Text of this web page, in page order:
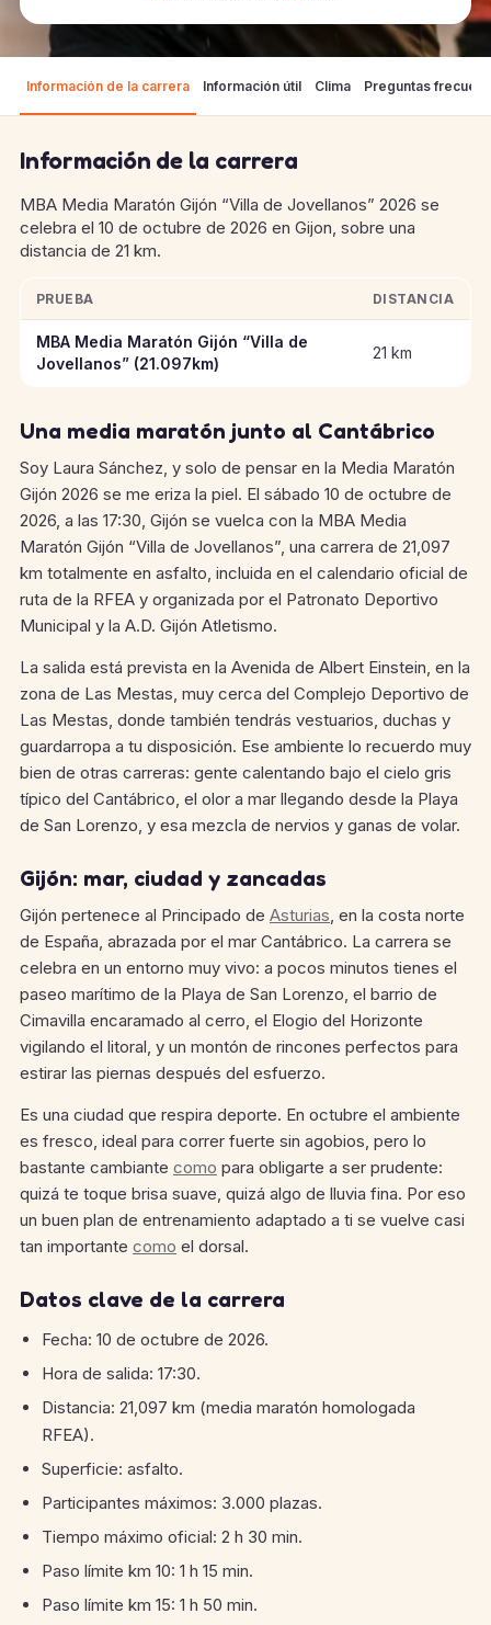
Información de la carrera Información útil Clima Preguntas
Información de la carrera
MBA Media Maratón Gijón “Villa de Jovellanos” 2026 se
celebra el 10 de octubre de 2026 en Gijon, sobre una
distancia de 21 km.
Información clave de las pruebas de MBA Media Maratón
PRUEBA DISTANCIA
MBA Media Maratón Gijón “Villa de
Jovellanos” (21.097km)
21 km
Una media maratón junto al Cantábrico
Soy Laura Sánchez, y solo de pensar en la Media Maratón
Gijón 2026 se me eriza la piel. El sábado 10 de octubre de
2026, a las 17:30, Gijón se vuelca con la MBA Media
Maratón Gijón “Villa de Jovellanos”, una carrera de 21,097
km totalmente en asfalto, incluida en el calendario oficial de
ruta de la RFEA y organizada por el Patronato Deportivo
Municipal y la A.D. Gijón Atletismo.
La salida está prevista en la Avenida de Albert Einstein, en la
zona de Las Mestas, muy cerca del Complejo Deportivo de
Las Mestas, donde también tendrás vestuarios, duchas y
guardarropa a tu disposición. Ese ambiente lo recuerdo muy
bien de otras carreras: gente calentando bajo el cielo gris
típico del Cantábrico, el olor a mar llegando desde la Playa
de San Lorenzo, y esa mezcla de nervios y ganas de volar.
Gijón: mar, ciudad y zancadas
Gijón pertenece al Principado de Asturias, en la costa norte
de España, abrazada por el mar Cantábrico. La carrera se
celebra en un entorno muy vivo: a pocos minutos tienes el
paseo marítimo de la Playa de San Lorenzo, el barrio de
Cimavilla encaramado al cerro, el Elogio del Horizonte
vigilando el litoral, y un montón de rincones perfectos para
estirar las piernas después del esfuerzo.
Es una ciudad que respira deporte. En octubre el ambiente
es fresco, ideal para correr fuerte sin agobios, pero lo
bastante cambiante como para obligarte a ser prudente:
quizá te toque brisa suave, quizá algo de lluvia fina. Por eso
un buen plan de entrenamiento adaptado a ti se vuelve casi
tan importante como el dorsal.
Datos clave de la carrera
Fecha: 10 de octubre de 2026.
Hora de salida: 17:30.
Distancia: 21,097 km (media maratón homologada
RFEA).
Superficie: asfalto.
Participantes máximos: 3.000 plazas.
Tiempo máximo oficial: 2 h 30 min.
Paso límite km 10: 1 h 15 min.
Paso límite km 15: 1 h 50 min.